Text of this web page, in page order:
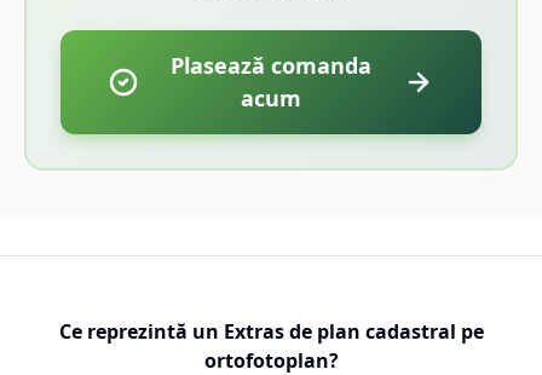
Plasează comanda
acum
Ce reprezintă un Extras de plan cadastral pe
ortofotoplan?